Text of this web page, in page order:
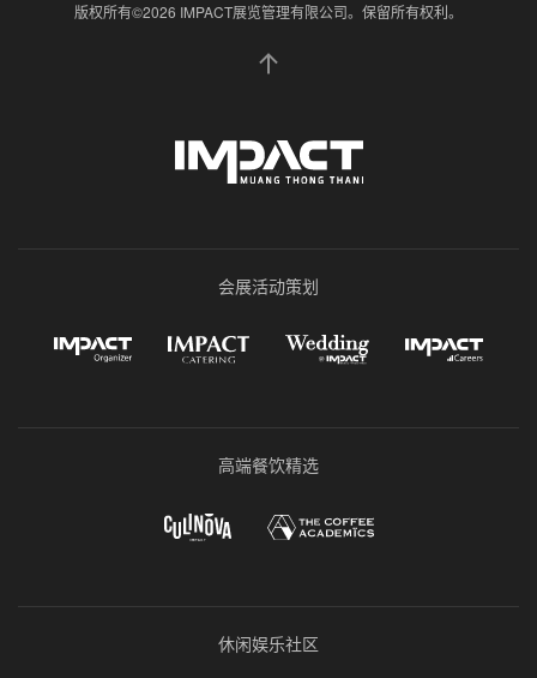
版权所有©2026 IMPACT展览管理有限公司。保留所有权利。
会展活动策划
高端餐饮精选
休闲娱乐社区